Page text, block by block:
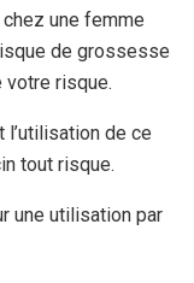
une femme
de grossesse
votre risque.
l’utilisation de ce
tout risque.
une utilisation par